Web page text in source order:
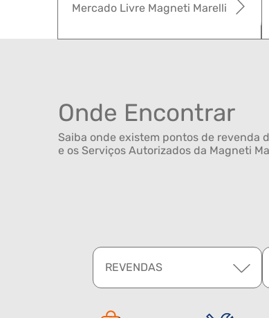
Mercado Livre Magneti Marelli
Onde Encontrar
Saiba onde existem pontos de revenda
e os Serviços Autorizados da Magneti
REVENDAS